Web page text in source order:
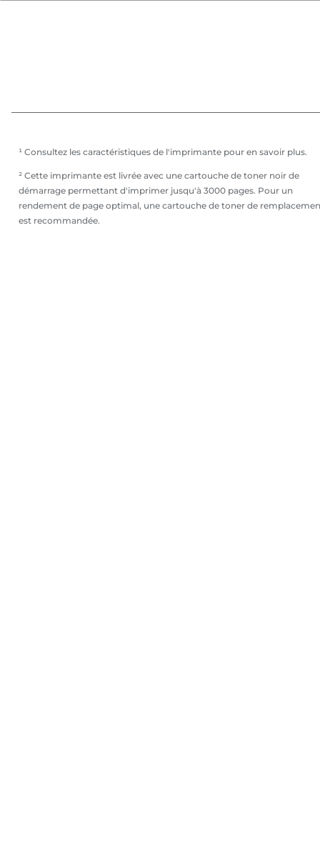
¹ Consultez les caractéristiques de l'imprimante pour en savoir plus.
² Cette imprimante est livrée avec une cartouche de toner noir de
démarrage permettant d'imprimer jusqu'à 3000 pages. Pour un
rendement de page optimal, une cartouche de toner de
est recommandée.